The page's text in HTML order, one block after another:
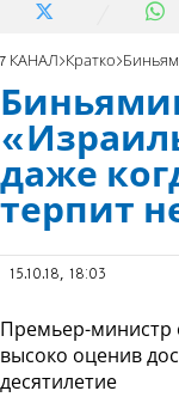
7 КАНАЛ Кратко Биньямин
даже
терпит
15.10.18, 18:03
Премьер-министр
высоко оценив
десятилетие